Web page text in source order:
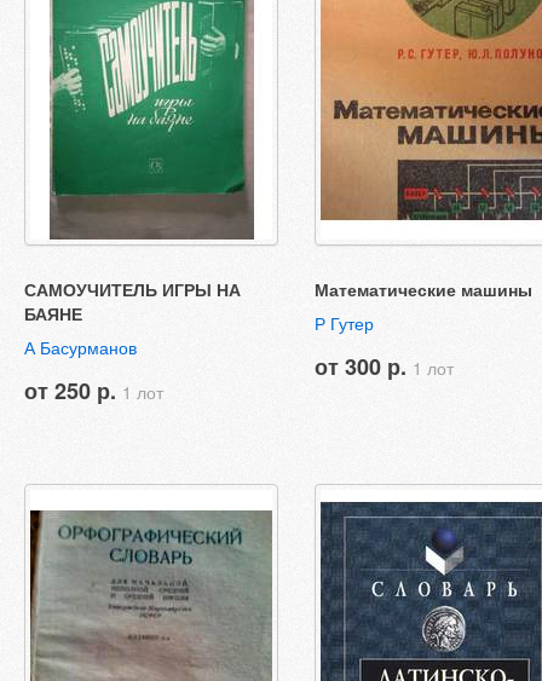
САМОУЧИТЕЛЬ ИГРЫ НА
БАЯНЕ
А Басурманов
от 250 р. 1 лот
Математические машины
Р Гутер
от 300 р. 1 лот